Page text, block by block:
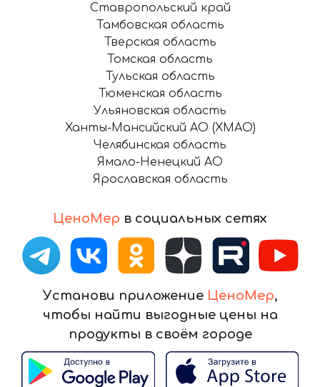
ЦеноМер в социальных сетях
Установи приложение ЦеноМер,
чтобы найти выгодные цены на
продукты в своём городе
Ставропольский край
Тамбовская область
Тверская область
Томская область
Тульская область
Тюменская область
Ульяновская область
Ханты-Мансийский АО (ХМАО)
Челябинская область
Ямало-Ненецкий АО
Ярославская область